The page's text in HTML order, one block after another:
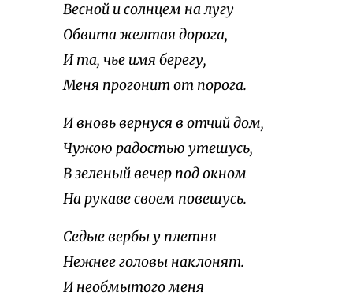
Весной и солнцем на лугу
Обвита желтая дорога,
И та, чье имя берегу,
Меня прогонит от порога.
И вновь вернуся в отчий дом,
Чужою радостью утешусь,
В зеленый вечер под окном
На рукаве своем повешусь.
Седые вербы у плетня
Нежнее головы наклонят.
И необмытого меня